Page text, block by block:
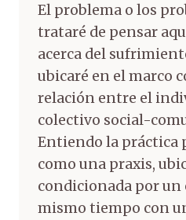
El problema o los
trataré de pensar
acerca del
ubicaré en el marco
relación entre el
colectivo social-
Entiendo la práctica
como una praxis,
condicionada por
mismo tiempo con